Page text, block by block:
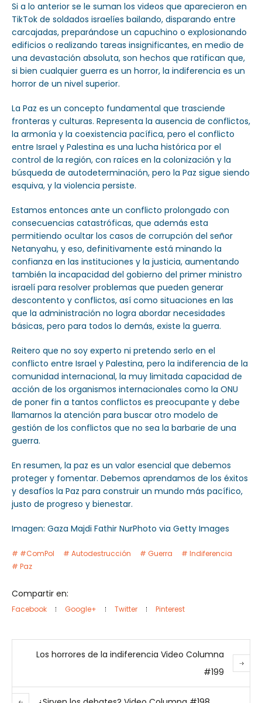
Si a lo anterior se le suman los videos que aparecieron en
TikTok de soldados israelíes bailando, disparando entre
carcajadas, preparándose un capuchino o explosionando
edificios o realizando tareas insignificantes, en medio de
una devastación absoluta, son hechos que ratifican que,
si bien cualquier guerra es un horror, la indiferencia es un
horror de un nivel superior.
La Paz es un concepto fundamental que trasciende
fronteras y culturas. Representa la ausencia de conflictos,
la armonía y la coexistencia pacífica, pero el conflicto
entre Israel y Palestina es una lucha histórica por el
control de la región, con raíces en la colonización y la
búsqueda de autodeterminación, pero la Paz sigue siendo
esquiva, y la violencia persiste.
Estamos entonces ante un conflicto prolongado con
consecuencias catastróficas, que además esta
permitiendo ocultar los casos de corrupción del señor
Netanyahu, y eso, definitivamente está minando la
confianza en las instituciones y la justicia, aumentando
también la incapacidad del gobierno del primer ministro
israelí para resolver problemas que pueden generar
descontento y conflictos, así como situaciones en las
que la administración no logra abordar necesidades
básicas, pero para todos lo demás, existe la guerra.
Reitero que no soy experto ni pretendo serlo en el
conflicto entre Israel y Palestina, pero la indiferencia de la
comunidad internacional, la muy limitada capacidad de
acción de los organismos internacionales como la ONU
de poner fin a tantos conflictos es preocupante y debe
llamarnos la atención para buscar otro modelo de
gestión de los conflictos que no sea la barbarie de una
guerra.
En resumen, la paz es un valor esencial que debemos
proteger y fomentar. Debemos aprendamos de los éxitos
y desafíos la Paz para construir un mundo más pacífico,
justo de progreso y bienestar.
Imagen: Gaza Majdi Fathir NurPhoto via Getty Images
#ComPol Autodestrucción Guerra
Indiferencia
Paz
Compartir en:
Facebook Google+ Twitter Pinterest
Los horrores de la indiferencia Video Columna
#199